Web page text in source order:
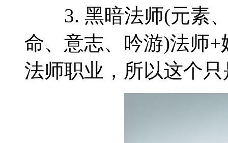
3. 黑暗法师(元素、
命、意志、吟游)法师
法师职业，所以这个